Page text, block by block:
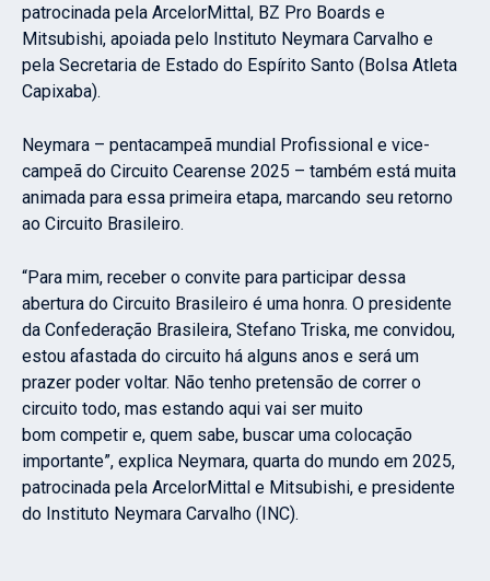
patrocinada pela ArcelorMittal, BZ Pro Boards e
Mitsubishi, apoiada pelo Instituto Neymara Carvalho e
pela Secretaria de Estado do Espírito Santo (Bolsa Atleta
Capixaba).
Neymara – pentacampeã mundial Profissional e vice-
campeã do Circuito Cearense 2025 – também está muita
animada para essa primeira etapa, marcando seu retorno
ao Circuito Brasileiro.
“Para mim, receber o convite para participar dessa
abertura do Circuito Brasileiro é uma honra. O presidente
da Confederação Brasileira, Stefano Triska, me convidou,
estou afastada do circuito há alguns anos e será um
prazer poder voltar. Não tenho pretensão de correr o
circuito todo, mas estando aqui vai ser muito
bom competir e, quem sabe, buscar uma colocação
importante”, explica Neymara, quarta do mundo em 2025,
patrocinada pela ArcelorMittal e Mitsubishi, e presidente
do Instituto Neymara Carvalho (INC).